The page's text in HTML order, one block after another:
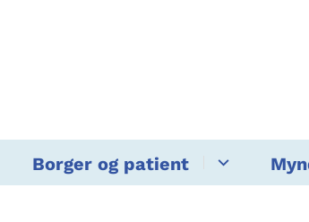
Borger og patient